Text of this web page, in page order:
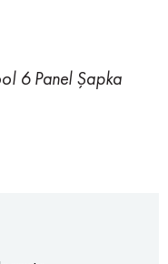
6 Panel Şapka